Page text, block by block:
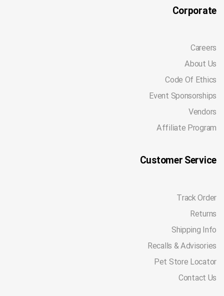
Corporate
Careers
About Us
Code Of Ethics
Event Sponsorships
Vendors
Affiliate Program
Customer Service
Track Order
Returns
Shipping Info
Recalls & Advisories
Pet Store Locator
Contact Us